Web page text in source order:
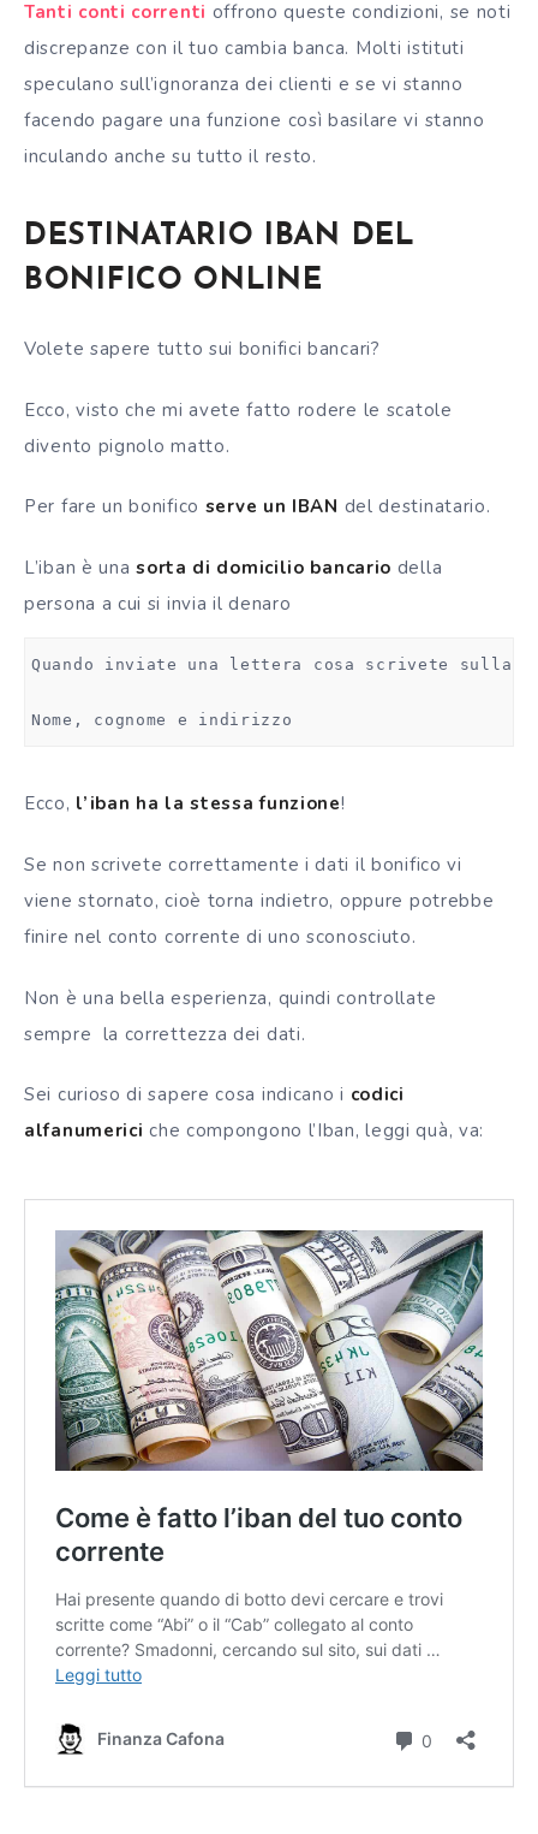
Tanti conti correnti offrono queste condizioni, se noti
discrepanze con il tuo cambia banca. Molti istituti
speculano sull’ignoranza dei clienti e se vi stanno
facendo pagare una funzione così basilare vi stanno
inculando anche su tutto il resto.
DESTINATARIO IBAN DEL
BONIFICO ONLINE
Volete sapere tutto sui bonifici bancari?
Ecco, visto che mi avete fatto rodere le scatole
divento pignolo matto.
Per fare un bonifico serve un IBAN del destinatario.
L’iban è unasorta di domicilio bancario della
persona a cui si invia il denaro
Quando inviate una lettera cosa scrivete sulla
Nome, cognome e indirizzo
Ecco, l’iban ha la stessa funzione!
Se non scrivete correttamente i dati il bonifico vi
viene stornato, cioè torna indietro, oppure potrebbe
finire nel conto corrente di uno sconosciuto.
Non è una bella esperienza, quindi controllate
sempre la correttezza dei dati.
Sei curioso di sapere cosa indicano i codici
alfanumerici che compongono l’Iban, leggi quà, va: